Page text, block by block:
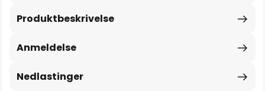
Produktbeskrivelse
Anmeldelse
Nedlastinger